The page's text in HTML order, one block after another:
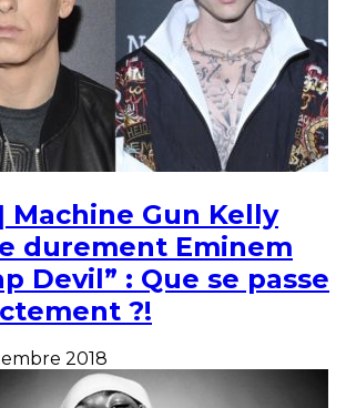
Machine Gun Kelly
durement Eminem
Devil” : Que se passe
?!
2018